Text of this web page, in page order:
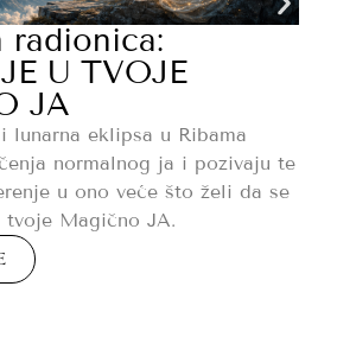
radionica:
U TVOJE
JA
lunarna eklipsa u Ribama
normalnog ja i pozivaju te
u ono veće što želi da se
Magično JA.